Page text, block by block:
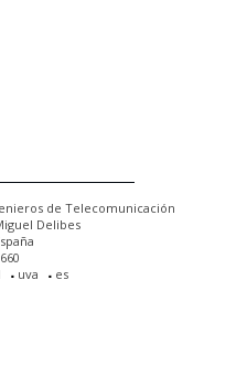
de Telecomunicación
Delibes
uva es